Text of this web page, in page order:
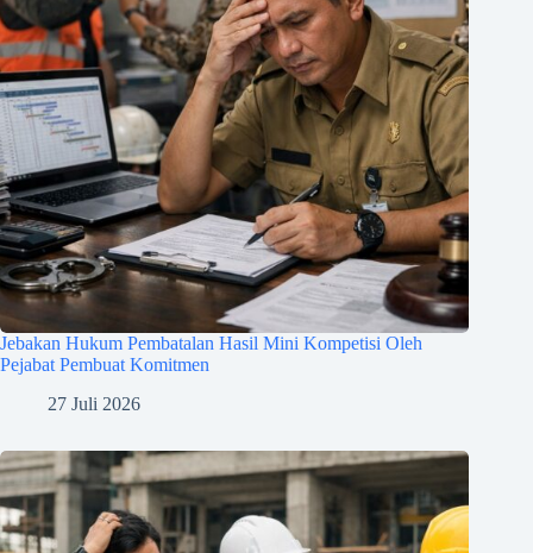
Jebakan Hukum Pembatalan Hasil Mini Kompetisi Oleh
Pejabat Pembuat Komitmen
27 Juli 2026